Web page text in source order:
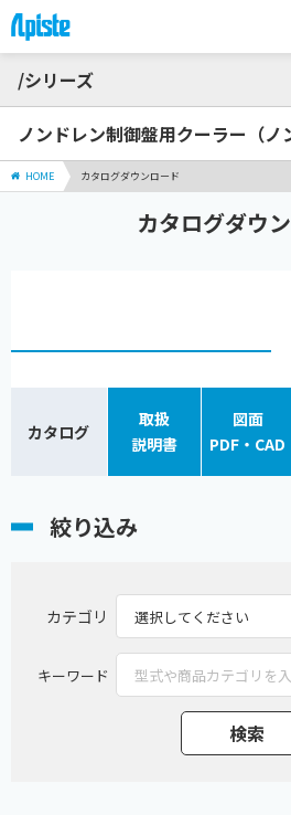
/シリーズ
ノンドレン制御盤用クーラー（ノ
HOME カタログダウンロード
カタログダウ
カタログ
取扱
説明書
図面
PDF・CAD
絞り込み
カテゴリ
キーワード